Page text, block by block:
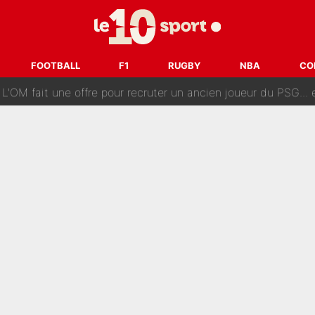
FOOTBALL F1 RUGBY NBA
annonce un premier problème pour Zinedine Zidane en
et va entrer dans une nouvelle dimension :
fait une offre pour recruter un ancien joueur du